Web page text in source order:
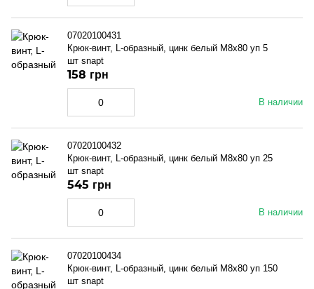
07020100431
Крюк-винт, L-образный, цинк белый M8x80 уп 5
шт snapt
В наличии
158 грн
07020100432
Крюк-винт, L-образный, цинк белый M8x80 уп 25
шт snapt
В наличии
545 грн
07020100434
Крюк-винт, L-образный, цинк белый M8x80 уп 150
шт snapt